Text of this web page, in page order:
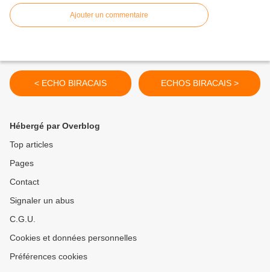
Ajouter un commentaire
< ECHO BIRACAIS ECHOS BIRACAIS >
Hébergé par Overblog
Top articles
Pages
Contact
Signaler un abus
C.G.U.
Cookies et données personnelles
Préférences cookies